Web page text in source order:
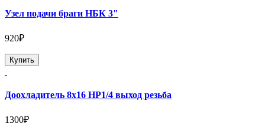
Узел подачи браги НБК 3"
920₽
Купить
Доохладитель 8х16 НР1/4 выход резьба
1300₽